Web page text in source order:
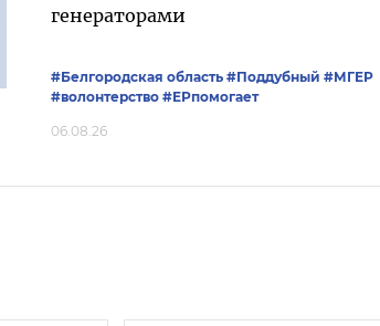
генераторами
#Белгородская область #Поддубный #‎МГЕР‬
#волонтерство #ЕРпомогает
06.08.26